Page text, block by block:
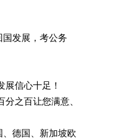
发展，考公务
信心十足！
之百让您满意、
德国、新加坡欧